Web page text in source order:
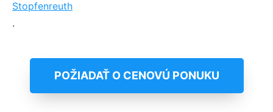
Stopfenreuth
.
POŽIADAŤ O CENOVÚ PONUKU